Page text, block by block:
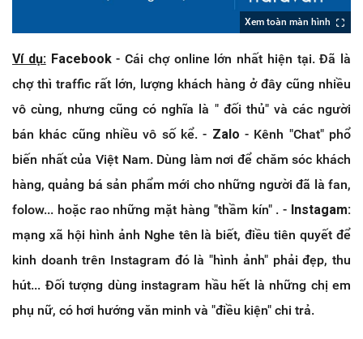
Xem toàn màn hình
Ví dụ: Facebook- Cái chợ online lớn nhất hiện tại. Đã là
chợ thì traffic rất lớn, lượng khách hàng ở đây cũng nhiều
vô cùng, nhưng cũng có nghĩa là " đối thủ" và các người
bán khác cũng nhiều vô số kể. - Zalo - Kênh "Chat" phổ
biến nhất của Việt Nam. Dùng làm nơi để chăm sóc khách
hàng, quảng bá sản phẩm mới cho những người đã là fan,
folow... hoặc rao những mặt hàng "thầm kín" . - Instagam:
mạng xã hội hình ảnh Nghe tên là biết, điều tiên quyết để
kinh doanh trên Instagram đó là "hình ảnh" phải đẹp, thu
hút... Đối tượng dùng instagram hầu hết là những chị em
phụ nữ, có hơi hướng văn minh và "điều kiện" chi trả.